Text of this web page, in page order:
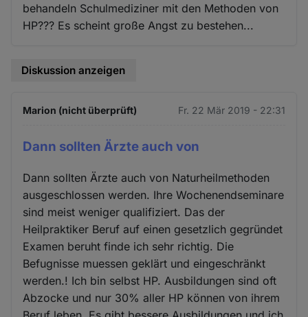
behandeln Schulmediziner mit den Methoden von
HP??? Es scheint große Angst zu bestehen...
Diskussion anzeigen
Marion (nicht überprüft) Fr. 22 Mär 2019 - 22:31
Dann sollten Ärzte auch von
Dann sollten Ärzte auch von Naturheilmethoden
ausgeschlossen werden. Ihre Wochenendseminare
sind meist weniger qualifiziert. Das der
Heilpraktiker Beruf auf einen gesetzlich gegründet
Examen beruht finde ich sehr richtig. Die
Befugnisse muessen geklärt und eingeschränkt
werden.! Ich bin selbst HP. Ausbildungen sind oft
Abzocke und nur 30% aller HP können von ihrem